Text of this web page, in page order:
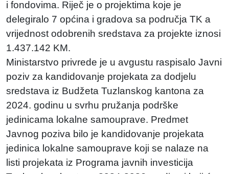
i fondovima. Riječ je o projektima koje je
delegiralo 7 općina i gradova sa područja TK a
vrijednost odobrenih sredstava za projekte iznosi
1.437.142 KM.
Ministarstvo privrede je u avgustu raspisalo Javni
poziv za kandidovanje projekata za dodjelu
sredstava iz Budžeta Tuzlanskog kantona za
2024. godinu u svrhu pružanja podrške
jedinicama lokalne samouprave. Predmet
Javnog poziva bilo je kandidovanje projekata
jedinica lokalne samouprave koji se nalaze na
listi projekata iz Programa javnih investicija